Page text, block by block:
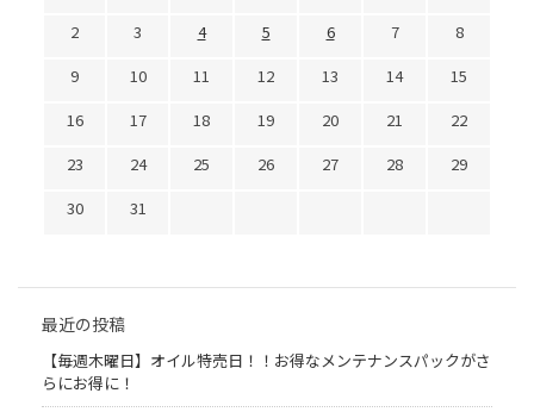
2
3 4 5 6 7
8
9
10 11 12 13 14
15
16
17 18 19 20 21
22
23
24 25 26 27 28
29
30
31
最近の投稿
【毎週木曜日】オイル特売日！！お得なメンテナンスパックがさ
らにお得に！